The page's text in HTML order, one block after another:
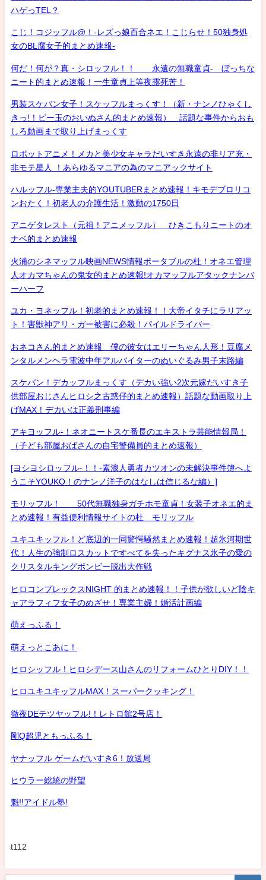
ハゲっTEL？
こじ！コジッフル@！-レズっ娘百合ネエ！こじらせ！50独身処
女のBL腐女子的まとめ速報-
何だ！何が？真・シロッフル！！ 永遠の無職童貞- ぼっちな
ニート的まとめ速報！一生童貞上等夜露死苦！
男装スケバン女子！スケッフルまっくす！（新・ナンノひゃくし
きっ!！ビー玉のおいぬさん的まとめ速報） 話題な事件からおも
しろ動画まで取り上げまっくす
ロボットアニメ！メカと美少女キャラだいすき永遠の非リア充・
非モテ星人 ！あらゆるマニアの為のマニアックサイト
ハルッフル-専業主夫的YOUTUBERまとめ速報！キモデブロリコ
ンおたく！初老人の介護生活！激動の1750日
アニゲタレスト（元祖！アニメッフル） ひきこもりニートのオ
ナベ的まとめ速報
火浦のシネマッフル映画NEWS情報ポータブルの杜！オネエ管理
人オカマちゃんの鬼女的まとめ速報!オカマッフルアタックナンバ
ーハーフ
ユカ・ヨネッフル！初老的まとめ速報！！大帝イタチにラリアッ
ト！害獣神アリ・ガー被害に必殺！パイルドライバー
おネコさん的まとめ速報 僕の彼女はエリーちゃん人形！豆腐メ
ンタルメンヘラ電波中年アルバイターのぬいぐるみ男子末路編
スケバン！デカッフルまっくす（デカい強い2次元嫁だいすき子
供部屋おじさんヒロシ之古惑仔的まとめ速報）話題な動画取り上
げMAX！デカいは正義刑事編
アキヨッフル-！ネオニートスケ番長のエキストラ芸能情報局！
（子ども部屋おばさんの自宅警備員的まとめ速報）
[ヨシヨシロッフル-！！-素浪人勇者カツオンの未解決事件簿へよ
うこそYOUKO！のナンノ洋子のはなしは信じるな編）]
モリッフル！ 50代無職独身ガチホモ童貞！女装子オネエ的ま
とめ速報！有益便利情報サイトの杜 モリッフル
ユキユキッフル！ど底辺的一同驚愕騒然まとめ速報！超氷河期世
代！人生の強制ロスカットですべてを失ったキグナス氷子の愛の
クリスタルキングボンビー脱出大作戦
ヒロコンプレックスNIGHT 的まとめ速報！！子供が欲しいど陰キ
ャアラフィフ女子のめざせ！専業主婦！婚活計画編
萌えっふる！
萌えっとこあに！
ヒロシッフル！ヒロシデース山さんのリフォームひとりDIY！！
ヒロユキユキッフルMAX！スーパークッキング！
徹夜DEテツヤッフル!！レトロ館2号店！
剛Q超児ともっふる！
ヤナッフル ゲームだいすき6！放送局
ヒウラー総統の野望
魁!!アイドル塾!
t112